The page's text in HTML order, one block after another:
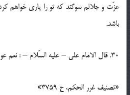
عزّت و جلالم سوگند كه تو را ياري خواهم
باشد.
30. قال الامام علي – عليه السّلام – : نعم عونُ الدّعاءِ الخشوعِ.
«تصنيف غرر الحكم، ح 3759»